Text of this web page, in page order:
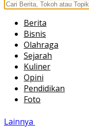
Berita
Bisnis
Olahraga
Sejarah
Kuliner
Opini
Pendidikan
Foto
Lainnya